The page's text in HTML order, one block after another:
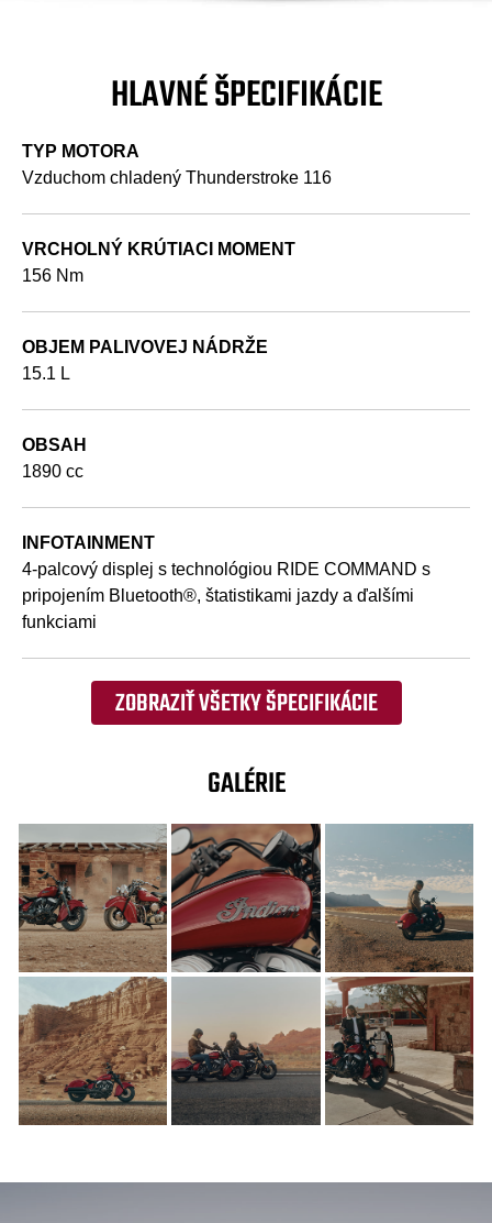
HLAVNÉ ŠPECIFIKÁCIE
TYP MOTORA
Vzduchom chladený Thunderstroke 116
VRCHOLNÝ KRÚTIACI MOMENT
156 Nm
OBJEM PALIVOVEJ NÁDRŽE
15.1 L
OBSAH
1890 cc
INFOTAINMENT
4-palcový displej s technológiou RIDE COMMAND s
pripojením Bluetooth®, štatistikami jazdy a ďalšími
funkciami
ZOBRAZIŤ VŠETKY ŠPECIFIKÁCIE
GALÉRIE